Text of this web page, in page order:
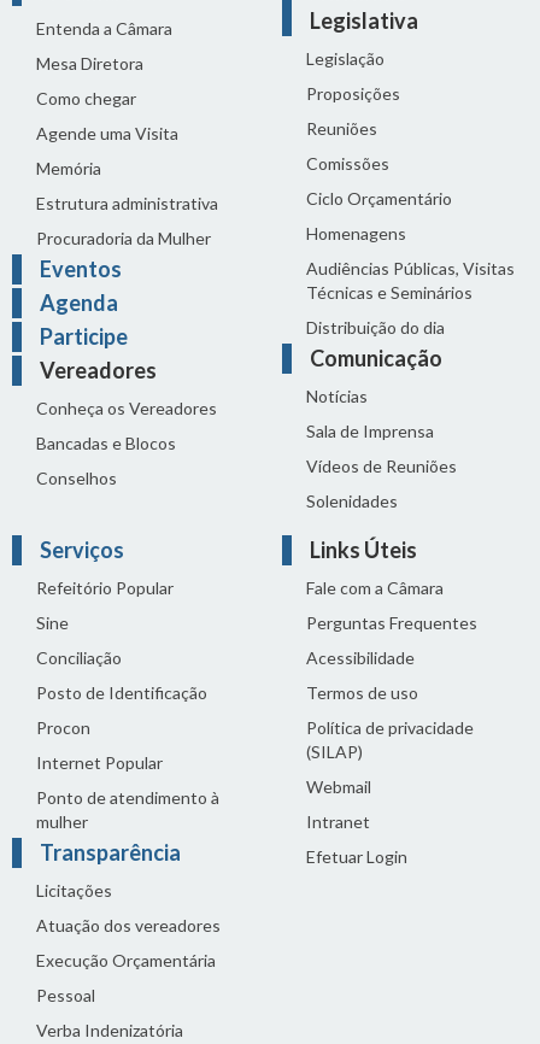
Entenda a Câmara
Mesa Diretora
Como chegar
Agende uma Visita
Memória
Estrutura administrativa
Procuradoria da Mulher
Eventos
Agenda
Participe
Vereadores
Conheça os Vereadores
Bancadas e Blocos
Conselhos
Legislativa
Legislação
Proposições
Reuniões
Comissões
Ciclo Orçamentário
Homenagens
Audiências Públicas, Visitas
Técnicas e Seminários
Distribuição do dia
Comunicação
Notícias
Sala de Imprensa
Vídeos de Reuniões
Solenidades
Serviços
Refeitório Popular
Sine
Conciliação
Posto de Identificação
Procon
Internet Popular
Ponto de atendimento à
mulher
Transparência
Licitações
Atuação dos vereadores
Execução Orçamentária
Pessoal
Verba Indenizatória
Links Úteis
Fale com a Câmara
Perguntas Frequentes
Acessibilidade
Termos de uso
Política de privacidade
(SILAP)
Webmail
Intranet
Efetuar Login